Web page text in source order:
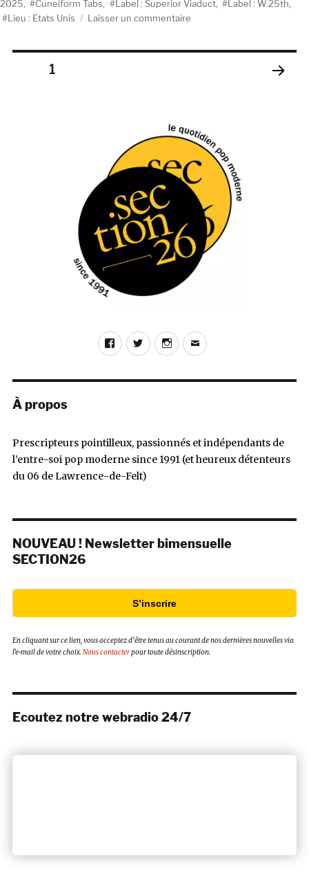
le
2025 Cuneiform Tabs Label : Superior Viaduct, Label : W.25th
Lieu : Etats Unis
Laisser un commentaire
Pagination
PAGE1
FacebookTwitterInstagram
E-
À propos
Prescripteurs pointilleux, passionnés et indépendants de
l’entre-soi pop moderne since 1991 (et heureux détenteurs
du 06 de Lawrence-de-Felt)
NOUVEAU ! Newsletter bimensuelle
SECTION26
S’inscrire
En cliquant sur ce lien, vous acceptez d’être tenus au courant de nos dernières nouvelles via
l’e-mail de votre choix.Nous contacterpour toute désinscription.
Ecoutez notre webradio 24/7